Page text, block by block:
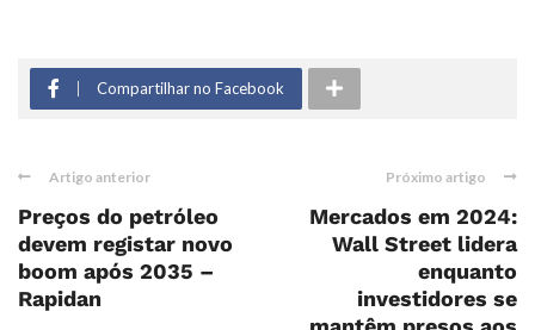
Compartilhar no Facebook
Artigo anterior
Preços do petróleo
devem registar novo
boom após 2035 –
Rapidan
Próximo artigo
Mercados em 2024:
Wall Street lidera
enquanto
investidores se